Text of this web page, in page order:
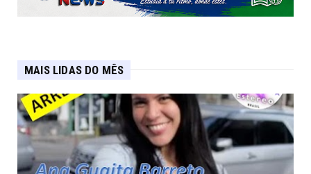
MAIS LIDAS DO MÊS